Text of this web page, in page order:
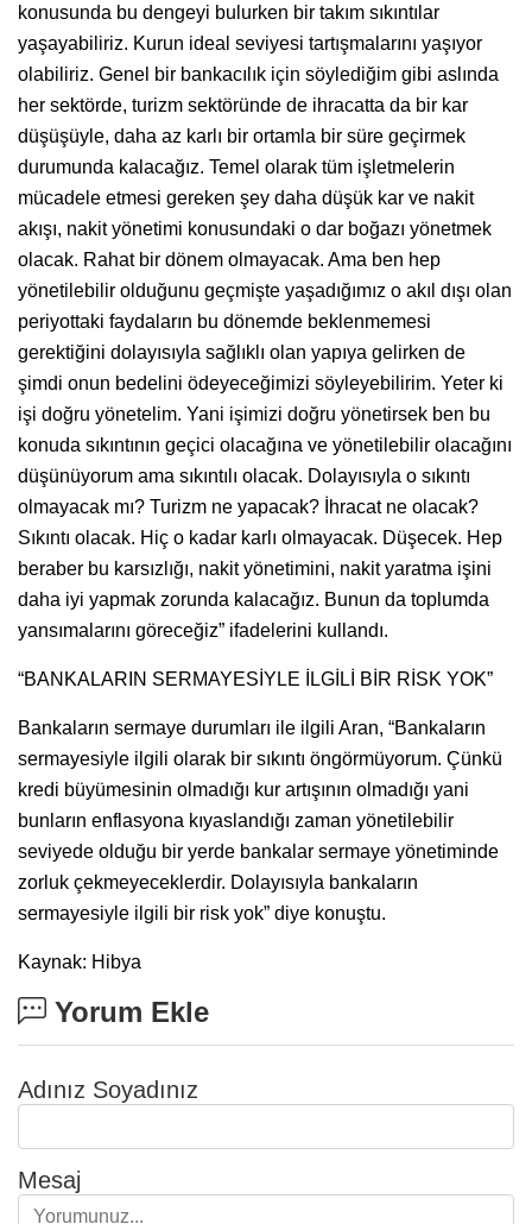
konusunda bu dengeyi bulurken bir takım sıkıntılar
yaşayabiliriz. Kurun ideal seviyesi tartışmalarını yaşıyor
olabiliriz. Genel bir bankacılık için söylediğim gibi aslında
her sektörde, turizm sektöründe de ihracatta da bir kar
düşüşüyle, daha az karlı bir ortamla bir süre geçirmek
durumunda kalacağız. Temel olarak tüm işletmelerin
mücadele etmesi gereken şey daha düşük kar ve nakit
akışı, nakit yönetimi konusundaki o dar boğazı yönetmek
olacak. Rahat bir dönem olmayacak. Ama ben hep
yönetilebilir olduğunu geçmişte yaşadığımız o akıl dışı olan
periyottaki faydaların bu dönemde beklenmemesi
gerektiğini dolayısıyla sağlıklı olan yapıya gelirken de
şimdi onun bedelini ödeyeceğimizi söyleyebilirim. Yeter ki
işi doğru yönetelim. Yani işimizi doğru yönetirsek ben bu
konuda sıkıntının geçici olacağına ve yönetilebilir olacağını
düşünüyorum ama sıkıntılı olacak. Dolayısıyla o sıkıntı
olmayacak mı? Turizm ne yapacak? İhracat ne olacak?
Sıkıntı olacak. Hiç o kadar karlı olmayacak. Düşecek. Hep
beraber bu karsızlığı, nakit yönetimini, nakit yaratma işini
daha iyi yapmak zorunda kalacağız. Bunun da toplumda
yansımalarını göreceğiz” ifadelerini kullandı.
“BANKALARIN SERMAYESİYLE İLGİLİ BİR RİSK YOK”
Bankaların sermaye durumları ile ilgili Aran, “Bankaların
sermayesiyle ilgili olarak bir sıkıntı öngörmüyorum. Çünkü
kredi büyümesinin olmadığı kur artışının olmadığı yani
bunların enflasyona kıyaslandığı zaman yönetilebilir
seviyede olduğu bir yerde bankalar sermaye yönetiminde
zorluk çekmeyeceklerdir. Dolayısıyla bankaların
sermayesiyle ilgili bir risk yok” diye konuştu.
Kaynak: Hibya
Yorum Ekle
Adınız Soyadınız
Mesaj